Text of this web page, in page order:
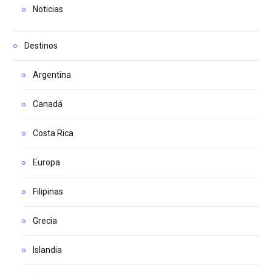
Noticias
Destinos
Argentina
Canadá
Costa Rica
Europa
Filipinas
Grecia
Islandia